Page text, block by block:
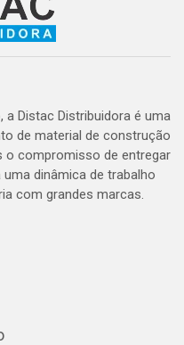
Distac Distribuidora é uma
de material de construção
o compromisso de entregar
dinâmica de trabalho
com grandes marcas.